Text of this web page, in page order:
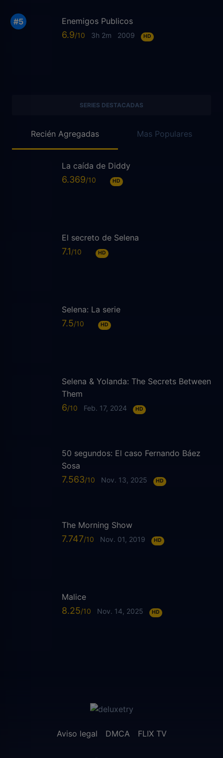
Enemigos Publicos
6.9 3h 2m 2009 HD
SERIES DESTACADAS
Recién Agregadas Mas Populares
La caída de Diddy
6.369 HD
El secreto de Selena
7.1 HD
Selena: La serie
7.5 HD
Selena & Yolanda: The Secrets Between
Them
6 Feb. 17, 2024 HD
50 segundos: El caso Fernando Báez
Sosa
7.563 Nov. 13, 2025 HD
The Morning Show
7.747 Nov. 01, 2019 HD
Malice
8.25 Nov. 14, 2025 HD
Aviso legal DMCA FLIX TV